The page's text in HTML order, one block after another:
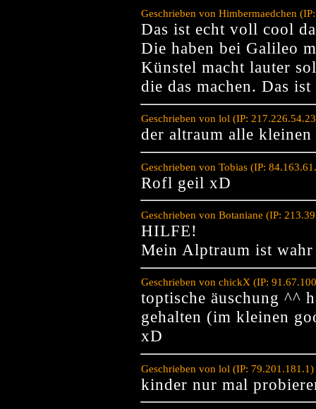
Geschrieben von Himbermaedchen
Das ist echt voll cool
Die haben bei Galileo
Künstel macht lauter
die das machen. Das
Geschrieben von lol (IP:
der altraum alle
Geschrieben von Tobias (IP:
Rofl geil xD
Geschrieben von Botaniane (IP:
HILFE!
Mein Alptraum ist
Geschrieben von chickX (IP:
toptische äuschung ^^
gehalten (im kleinen
xD
Geschrieben von lol (IP:
kinder nur mal